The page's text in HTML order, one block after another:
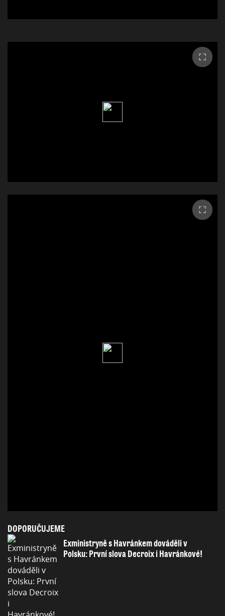
DOPORUČUJEME
Exministryně s Havránkem dováděli v
Polsku: První slova Decroix i Havránkové!